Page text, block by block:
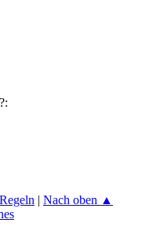
| Nach oben ▲